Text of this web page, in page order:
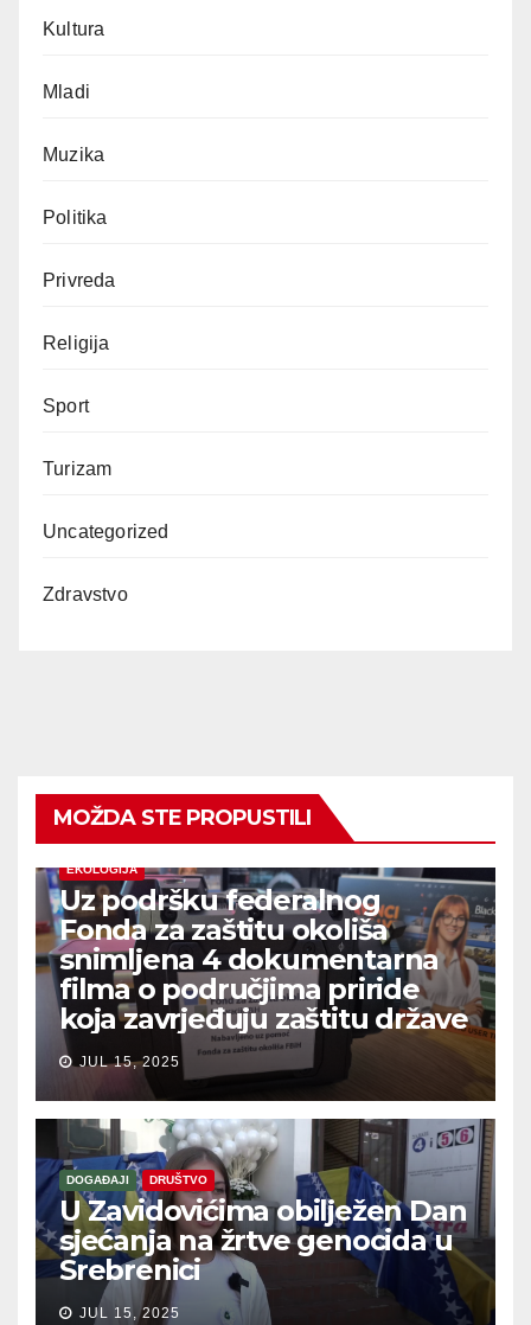
Kultura
Mladi
Muzika
Politika
Privreda
Religija
Sport
Turizam
Uncategorized
Zdravstvo
MOŽDA STE PROPUSTILI
EKOLOGIJA
Uz podršku federalnog
Fonda za zaštitu okoliša
snimljena 4 dokumentarna
filma o područjima priride
koja zavrjeđuju zaštitu države
JUL 15, 2025
DOGAĐAJI DRUŠTVO
U Zavidovićima obilježen Dan
sjećanja na žrtve genocida u
Srebrenici
JUL 15, 2025